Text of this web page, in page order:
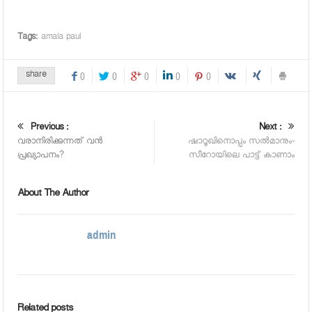
Tags: amala paul
share 0 0 0 0 0
Previous :
വരാനിരിക്കുന്നത് വന്‍
പ്രഖ്യാപനം?
Next :
ഷാറൂഖിനൊപ്പം സല്‍മാനും-
സീറോയിലെ പാട്ട് കാണാം
About The Author
admin